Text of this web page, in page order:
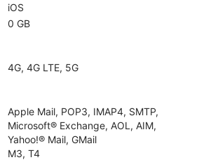
iOS
0 GB
4G, 4G LTE, 5G
Apple Mail, POP3, IMAP4, SMTP,
Microsoft® Exchange, AOL, AIM,
Yahoo!® Mail, GMail
M3, T4